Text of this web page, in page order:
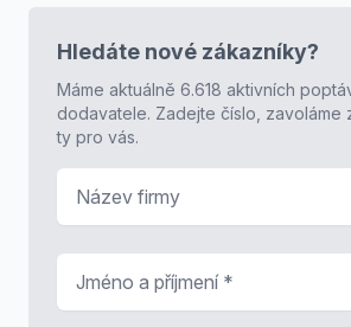
Hledáte nové zákazníky?
Máme aktuálně 6.618 aktivních
dodavatele. Zadejte číslo, zavoláme
ty pro vás.